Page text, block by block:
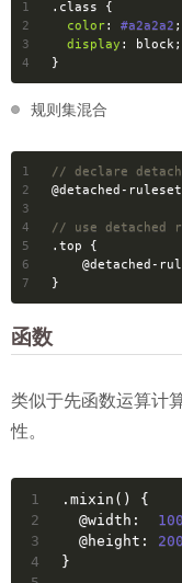
1
2
3
4
.class {
color: #a2a2a2 ;
display : block;
}
规则集混合
1
2
3
4
5
6
7
// declare
@detached-
// use detached
.top {
@detached-
}
函数
类似于先函数运算计
性。
1
2
3
4
.mixin () {
@width:
@height:
}